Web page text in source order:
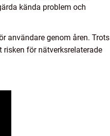
kända problem och
användare genom åren. Trots
för nätverksrelaterade